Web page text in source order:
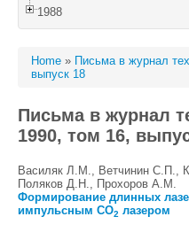
1988
Home » Письма в журнал
выпуск 18
Письма в журнал
1990, том 16,
Василяк Л.М., Ветчинин С.П.,
Поляков Д.Н., Прохоров A.M.
Формирование длинных
импульсным CO2 лазером